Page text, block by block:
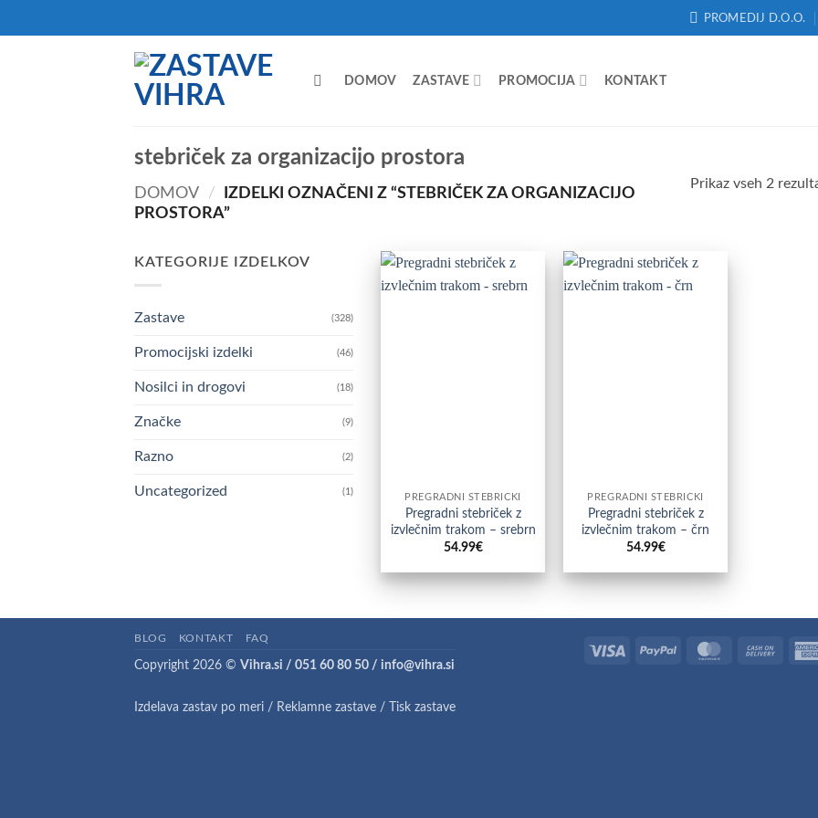
na
PROMEDIJ D.O.O.
DOMOV ZASTAVE PROMOCIJA KONTAKT
stebriček za organizacijo prostora
DOMOV /
IZDELKI OZNAČENI Z “STEBRIČEK ZA ORGANIZACIJO
PROSTORA”
Prikaz vseh 2
KATEGORIJE IZDELKOV
Zastave (328)
Promocijski izdelki (46)
Nosilci in drogovi (18)
Značke (9)
Razno (2)
Uncategorized (1)
PREGRADNI STEBRIČKI
Pregradni stebriček z
izvlečnim trakom – srebrn
54.99€
PREGRADNI STEBRIČKI
Pregradni stebriček z
izvlečnim trakom – črn
54.99€
Visa PayPal MasterCardCash
BLOG KONTAKT FAQ
Copyright 2026 © Vihra.si / 051 60 80 50 / info@vihra.si
Izdelava zastav po meri / Reklamne zastave / Tisk zastave